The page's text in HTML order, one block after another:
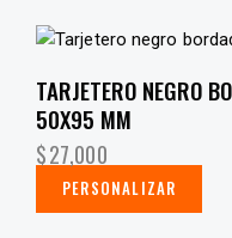
TARJETERO NEGRO
50X95 MM
$27,000
PERSONALIZAR